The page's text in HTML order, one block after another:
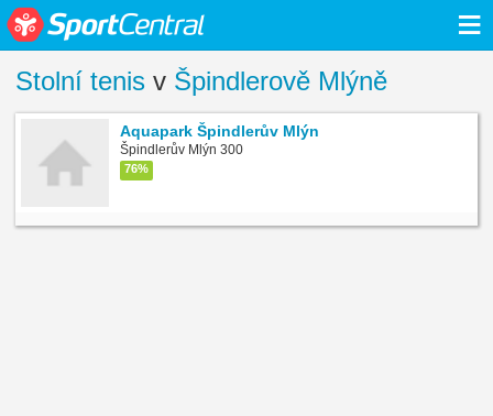
≡
Stolní tenis v Špindlerově Mlýně
Aquapark Špindlerův Mlýn
Špindlerův Mlýn 300
76%